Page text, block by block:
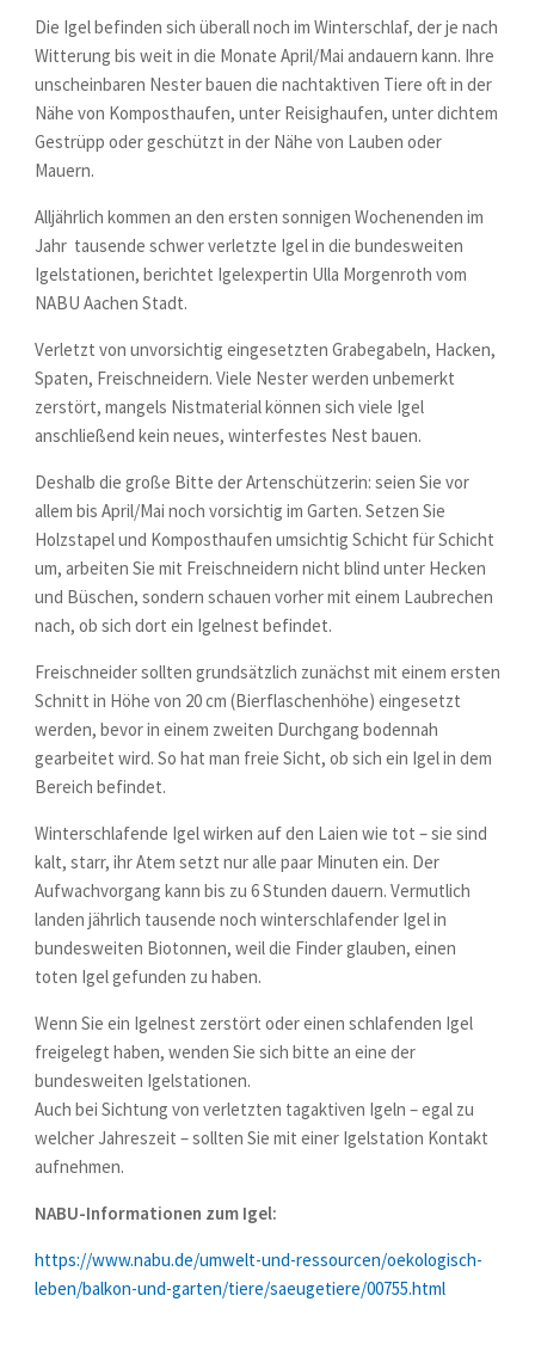
Die Igel befinden sich überall noch im Winterschlaf, der je nach
Witterung bis weit in die Monate April/Mai andauern kann. Ihre
unscheinbaren Nester bauen die nachtaktiven Tiere oft in der
Nähe von Komposthaufen, unter Reisighaufen, unter dichtem
Gestrüpp oder geschützt in der Nähe von Lauben oder
Mauern.
Alljährlich kommen an den ersten sonnigen Wochenenden im
Jahr tausende schwer verletzte Igel in die bundesweiten
Igelstationen, berichtet Igelexpertin Ulla Morgenroth vom
NABU Aachen Stadt.
Verletzt von unvorsichtig eingesetzten Grabegabeln, Hacken,
Spaten, Freischneidern. Viele Nester werden unbemerkt
zerstört, mangels Nistmaterial können sich viele Igel
anschließend kein neues, winterfestes Nest bauen.
Deshalb die große Bitte der Artenschützerin: seien Sie vor
allem bis April/Mai noch vorsichtig im Garten. Setzen Sie
Holzstapel und Komposthaufen umsichtig Schicht für Schicht
um, arbeiten Sie mit Freischneidern nicht blind unter Hecken
und Büschen, sondern schauen vorher mit einem Laubrechen
nach, ob sich dort ein Igelnest befindet.
Freischneider sollten grundsätzlich zunächst mit einem ersten
Schnitt in Höhe von 20 cm (Bierflaschenhöhe) eingesetzt
werden, bevor in einem zweiten Durchgang bodennah
gearbeitet wird. So hat man freie Sicht, ob sich ein Igel in dem
Bereich befindet.
Winterschlafende Igel wirken auf den Laien wie tot – sie sind
kalt, starr, ihr Atem setzt nur alle paar Minuten ein. Der
Aufwachvorgang kann bis zu 6 Stunden dauern. Vermutlich
landen jährlich tausende noch winterschlafender Igel in
bundesweiten Biotonnen, weil die Finder glauben, einen
toten Igel gefunden zu haben.
Wenn Sie ein Igelnest zerstört oder einen schlafenden Igel
freigelegt haben, wenden Sie sich bitte an eine der
bundesweiten Igelstationen.
Auch bei Sichtung von verletzten tagaktiven Igeln – egal zu
welcher Jahreszeit – sollten Sie mit einer Igelstation Kontakt
aufnehmen.
NABU-Informationen zum Igel:
https://www.nabu.de/umwelt-und-ressourcen/oekologisch-
leben/balkon-und-garten/tiere/saeugetiere/00755.html